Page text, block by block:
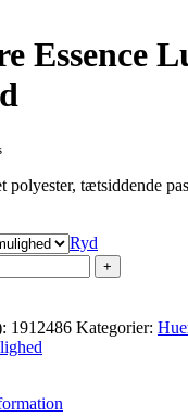
Essence
polyester, tætsiddende
Ryd
1912486 Kategorier: